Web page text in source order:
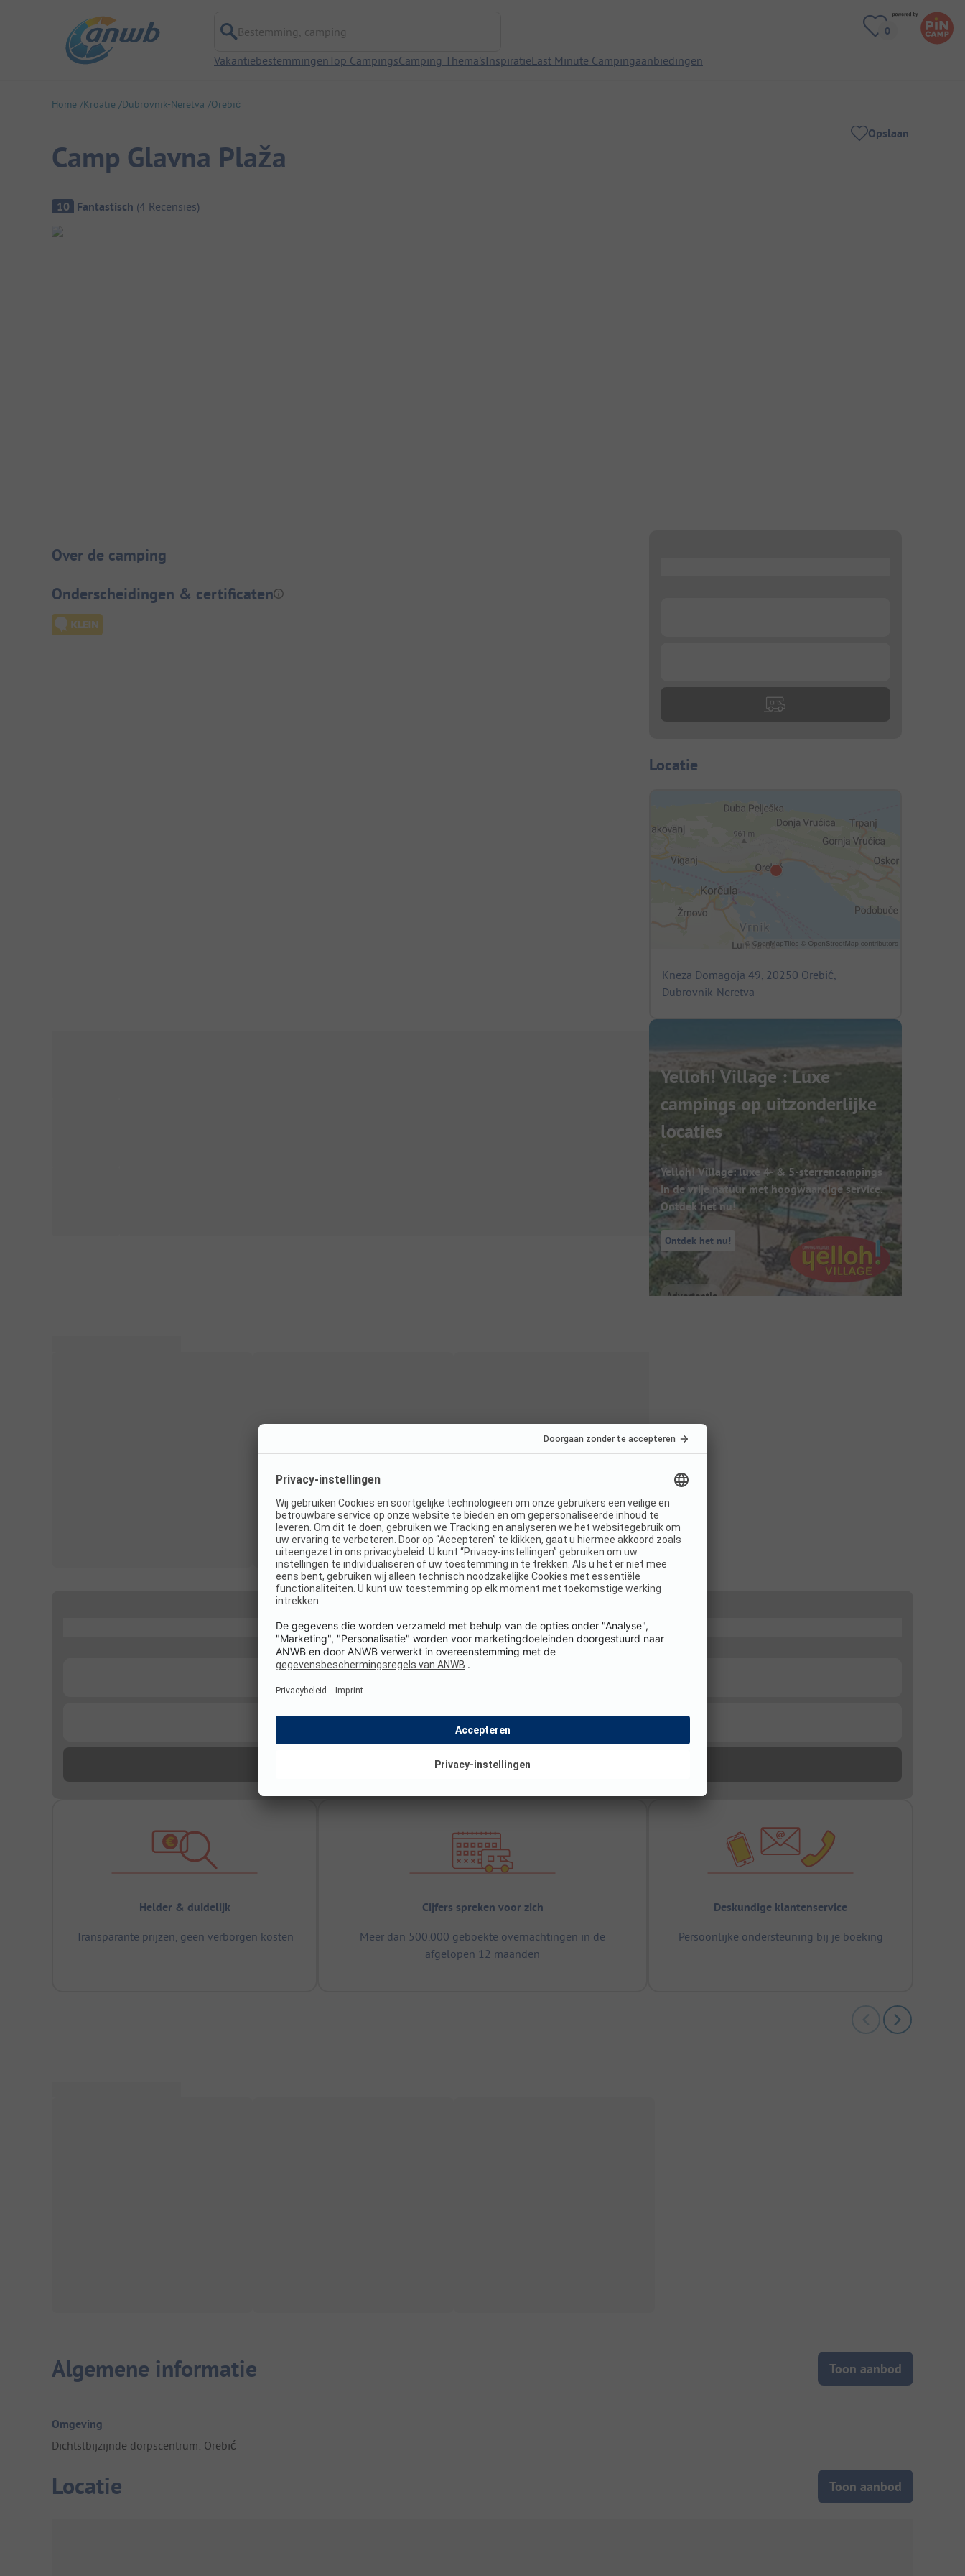
Bestemming, camping
VakantiebestemmingenTop CampingsCamping Thema'sInspiratieLast Minute Campingaanbiedingen
Home Kroatië Dubrovnik-Neretva Orebić
Camp Glavna Plaža
Opslaan
Camping overzicht
10 Fantastisch (4 Recensies)
Camping introductie
Over de camping
Onderscheidingen & certificaten
Locatie
Kneza Domagoja 49, 20250 Orebić,
Dubrovnik-Neretva
Yelloh! Village : Luxe
campings op uitzonderlijke
locaties
Yelloh! Village: luxe 4- & 5-sterrencampings
in de vrije natuur met hoogwaardige service.
Ontdek het nu!
Ontdek het nu!
Helder & duidelijk
Transparante prijzen, geen verborgen kosten
Cijfers spreken voor zich
Meer dan 500.000 geboekte overnachtingen in de
afgelopen 12 maanden
Deskundige klantenservice
Persoonlijke ondersteuning bij je boeking
Algemene informatie Toon aanbod
Omgeving
Dichtstbijzijnde dorpscentrum: Orebić
Locatie Toon aanbod